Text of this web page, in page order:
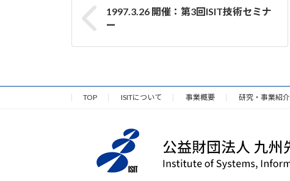
1997.3.26 開催：第3回ISIT技術セミナ
ー
TOP ISITについて 事業概要 研究・事業紹介